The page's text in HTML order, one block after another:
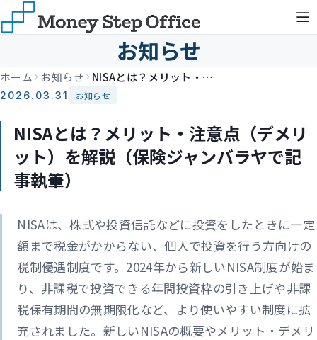
お知らせ
ホーム お知らせ NISAとは？メリット・注意点（デメリット）を解説（保険ジャンバラヤで記事執筆）
2026.03.31 お知らせ
NISAとは？メリット・注意点（デメリ
ット）を解説（保険ジャンバラヤで記
事執筆）
NISAは、株式や投資信託などに投資をしたときに一定
額まで税金がかからない、個人で投資を行う方向けの
税制優遇制度です。2024年から新しいNISA制度が始ま
り、非課税で投資できる年間投資枠の引き上げや非課
税保有期間の無期限化など、より使いやすい制度に拡
充されました。新しいNISAの概要やメリット・デメリ